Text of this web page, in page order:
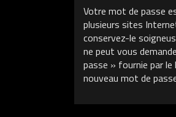
Votre mot de passe
plusieurs sites
conservez-le
ne peut vous
passe » fournie par
nouveau mot de